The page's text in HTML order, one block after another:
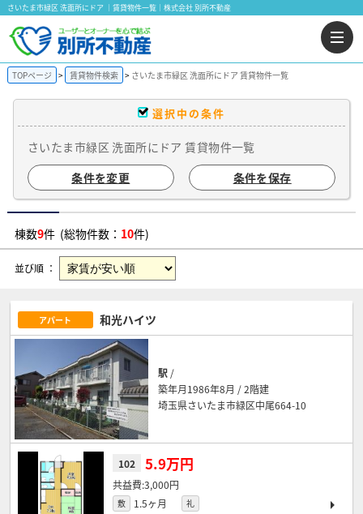
さいたま市緑区 洗面所にドア ｜賃貸物件一覧｜株式会社 別所不動産
TOPページ 賃貸物件検索 さいたま市緑区 洗面所にドア 賃貸物件一覧
選択中の条件
さいたま市緑区 洗面所にドア 賃貸物件一覧
条件を変更
条件を保存
棟数9件 (総物件数： 10件)
並び順 ：
アパート 和光ハイツ
駅 /
築年月1986年8月 / 2階建
埼玉県さいたま市緑区中尾664-10
102 5.9万円
3,000円
敷 1.5ヶ月 礼